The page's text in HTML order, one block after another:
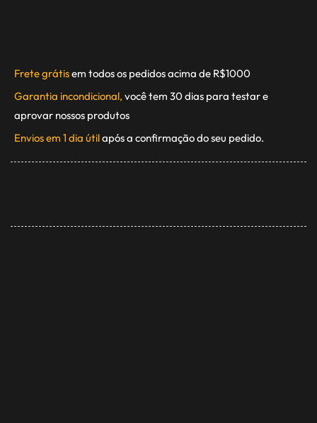
Frete grátisem todos os pedidos acima de R$1000
Garantia incondicional, você tem 30 dias para testar e
aprovar nossos produtos
Envios em 1 dia útilapós a confirmação do seu pedido.